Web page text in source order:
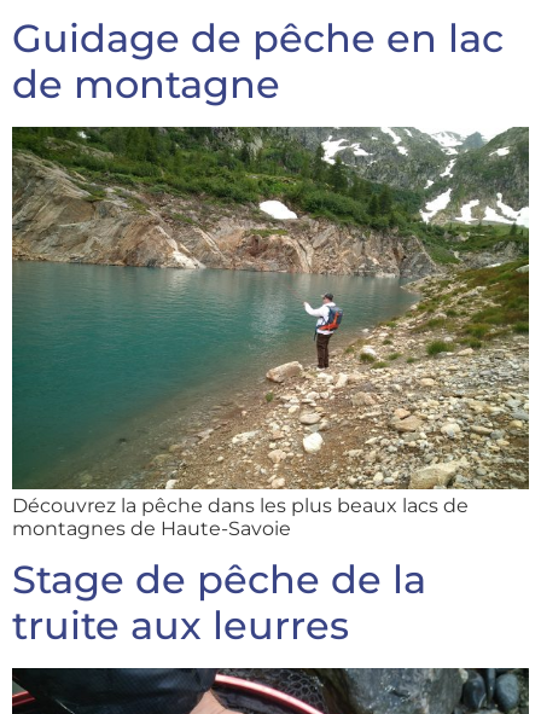
Guidage de pêche en lac
de montagne
Découvrez la pêche dans les plus beaux lacs de
montagnes de Haute-Savoie
Stage de pêche de la
truite aux leurres